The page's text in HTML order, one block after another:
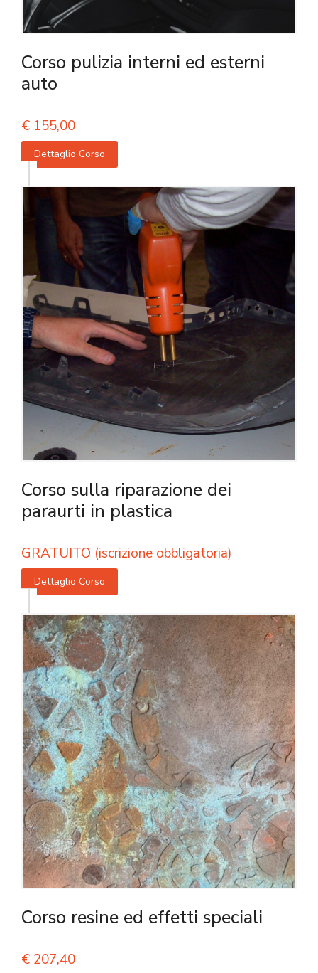
Corso pulizia interni ed esterni
auto
€ 155,00
Dettaglio Corso
Corso sulla riparazione dei
paraurti in plastica
GRATUITO (iscrizione obbligatoria)
Dettaglio Corso
Corso resine ed effetti speciali
€ 207,40